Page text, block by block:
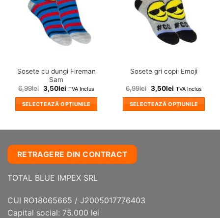
Sosete cu dungi Fireman
Sam
6,99lei 3,50lei TVA Inclus
SELECTEAZĂ OPȚIUNILE
mai
multe
Opțiunile
fi
alese
Sosete gri copii Emoji
6,99lei 3,50lei TVA Inclus
SELECTEAZĂ OPȚIUNILE
RETRAGERE DIN CONTRACT
TOTAL BLUE IMPEX SRL
CUI RO18065665 / J2005017776403
Capital social: 75.000 lei